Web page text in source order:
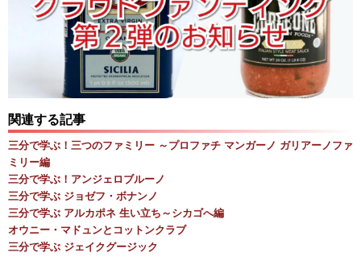
関連する記事
三分で学ぶ！三つのファミリー ～プロファチ マンガーノ ガリアーノファ
ミリー編
三分で学ぶ！アンジェロブルーノ
三分で学ぶ ジョゼフ・ボナンノ
三分で学ぶ アルカポネ 生い立ち～シカゴへ編
オウニー・マドュンとコットンクラブ
三分で学ぶ ジェイクグージック